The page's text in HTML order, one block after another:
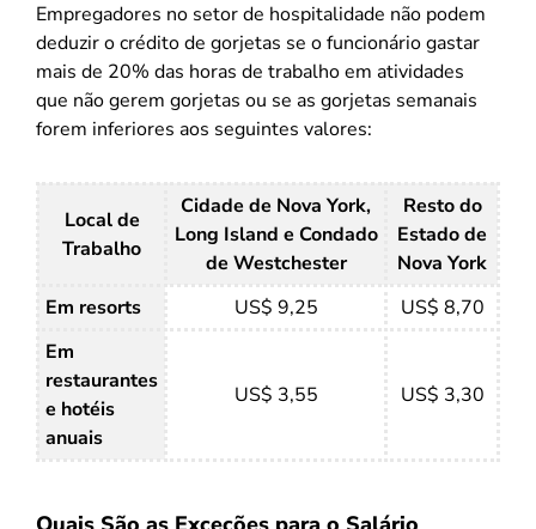
Empregadores no setor de hospitalidade não podem
deduzir o crédito de gorjetas se o funcionário gastar
mais de 20% das horas de trabalho em atividades
que não gerem gorjetas ou se as gorjetas semanais
forem inferiores aos seguintes valores:
Local de
Trabalho
Cidade de Nova York,
Long Island e Condado
de Westchester
Resto do
Estado de
Nova York
Em resorts
US$ 9,25
US$ 8,70
Em
restaurantes
e hotéis
anuais
US$ 3,55 US$ 3,30